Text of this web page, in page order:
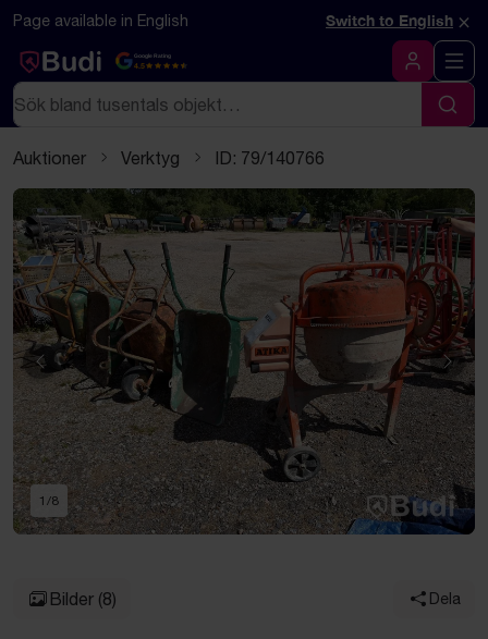
Hoppa till innehåll
Textbaserad (markdown) version av denna sida
Page available in English Switch to English ×
Google Rating
4.5
Logga in
Sök
Sök
Auktioner Verktyg ID: 79/140766
Föregående
1 /8
Bilder (8) Dela